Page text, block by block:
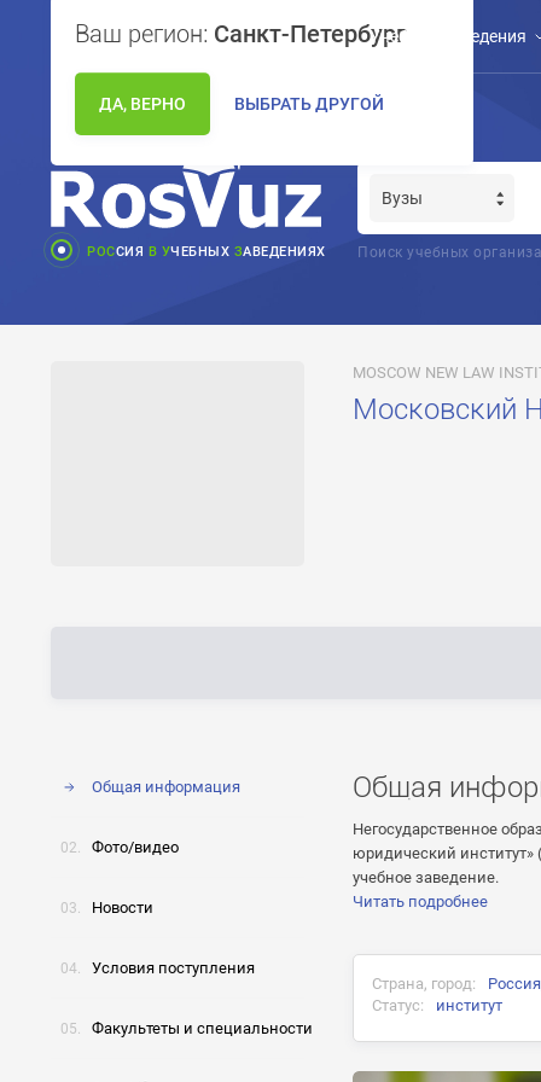
Ваш регион: Санкт-Петербург
ДА, ВЕРНО ВЫБРАТЬ ДРУГОЙ
Учебные заведения
РОССИЯ В УЧЕБНЫХ ЗАВЕДЕНИЯХ Поиск учебных
MOSCOW NEW LAW
Московский
Общая информация
Фото/видео
Новости
Условия поступления
Факультеты и специальности
Общая
Негосударственное
юридический
учебное заведение.
Читать подробнее
Страна, город:
Статус:
институт